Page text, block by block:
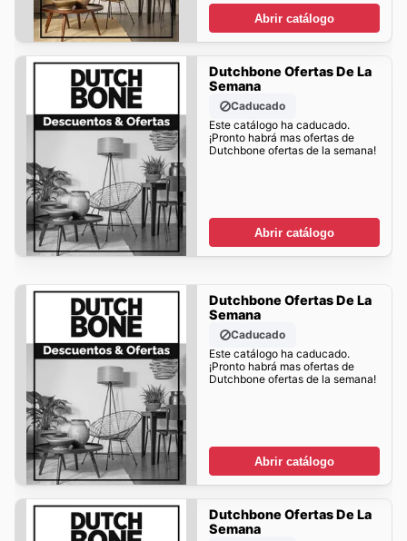
Abrir catálogo
Dutchbone Ofertas De La
Semana
Caducado
Este catálogo ha caducado.
¡Pronto habrá mas ofertas de
Dutchbone ofertas de la semana!
Abrir catálogo
Dutchbone Ofertas De La
Semana
Caducado
Este catálogo ha caducado.
¡Pronto habrá mas ofertas de
Dutchbone ofertas de la semana!
Abrir catálogo
Dutchbone Ofertas De La
Semana